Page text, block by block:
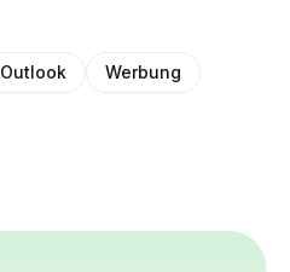
Outlook Werbung